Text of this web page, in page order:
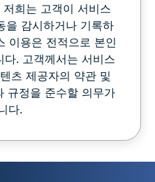
희는 고객이 서비스
을 감시하거나 기록하
이용은 전적으로 본인
. 고객께서는 서비스
츠 제공자의 약관 및
규정을 준수할 의무가
다.